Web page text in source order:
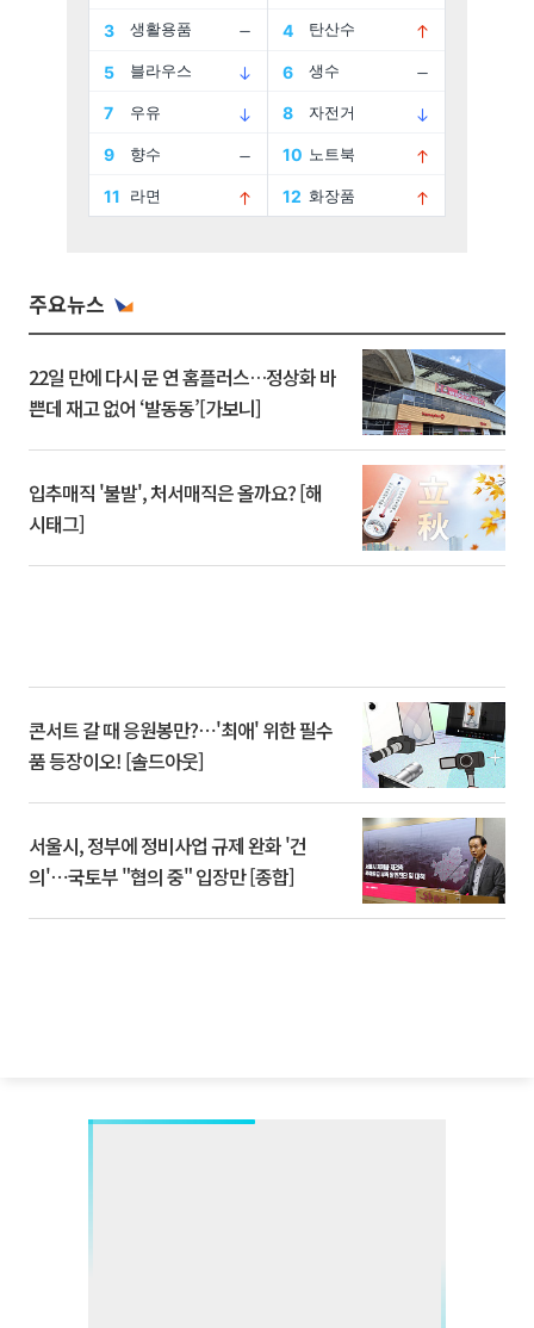
주요뉴스
22일 만에 다시 문 연 홈플러스…정상화 바
쁜데 재고 없어 ‘발동동’[가보니]
입추매직 '불발', 처서매직은 올까요? [해
시태그]
콘서트 갈 때 응원봉만?⋯'최애' 위한 필수
품 등장이오! [솔드아웃]
서울시, 정부에 정비사업 규제 완화 '건
의'⋯국토부 "협의 중" 입장만 [종합]